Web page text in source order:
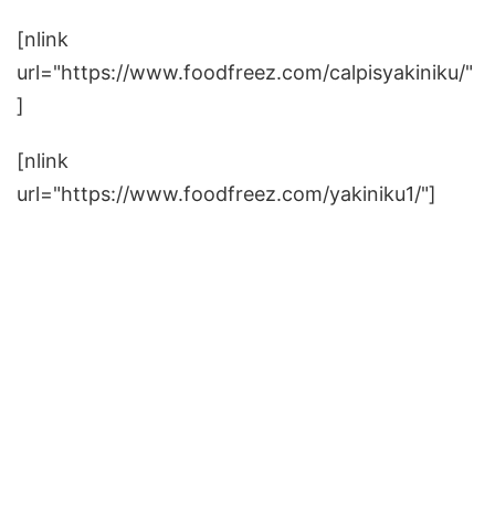
[nlink
url="https://www.foodfreez.com/calpisyakiniku/"
]
[nlink
url="https://www.foodfreez.com/yakiniku1/"]